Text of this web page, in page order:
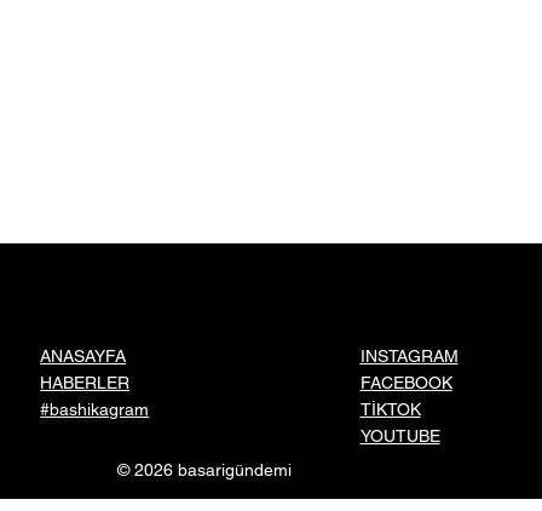
ANASAYFA
HABERLER
#bashikagram
INSTAGRAM
FACEBOOK
TİKTOK
YOUTUBE
© 2026 basarigündemi